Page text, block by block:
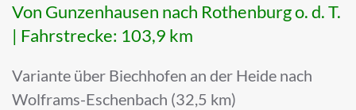
Von Gunzenhausen nach Rothenburg o. d. T.
| Fahrstrecke: 103,9 km
Variante über Biechhofen an der Heide nach
Wolframs-Eschenbach (32,5 km)